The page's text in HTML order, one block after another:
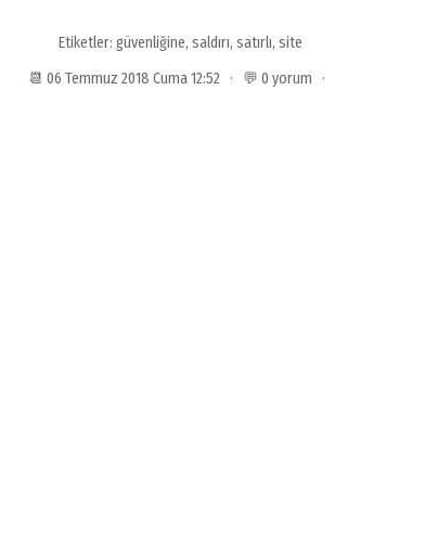
Etiketler: güvenliğine, saldırı, satırlı, site
📆 06 Temmuz 2018 Cuma 12:52 · 💬 0 yorum ·